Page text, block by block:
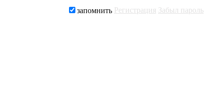
запомнить Регистрация Забыл пароль